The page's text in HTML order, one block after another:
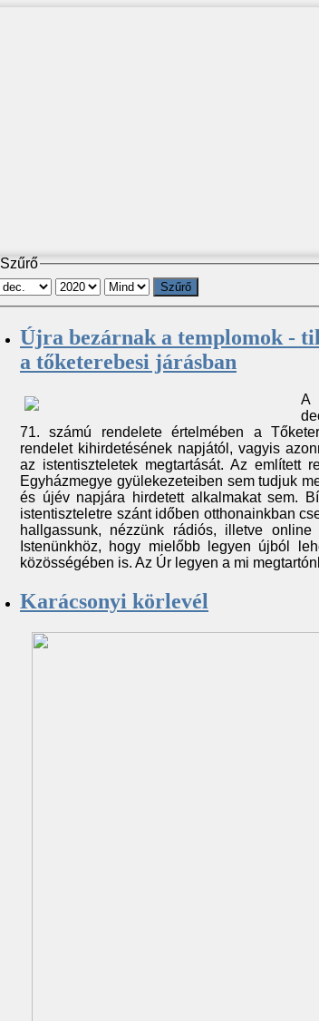
Szűrő
Szűrő
Újra bezárnak a templomok -
a tőketerebesi járásban
A
71. számú rendelete értelmében a
rendelet kihirdetésének napjától, vagyis
az istentiszteletek megtartását. Az említett
Egyházmegye gyülekezeteiben sem tudjuk
és újév napjára hirdetett alkalmakat sem.
istentiszteletre szánt időben otthonainkban
hallgassunk, nézzünk rádiós, illetve online
Istenünkhöz, hogy mielőbb legyen újból
közösségében is. Az Úr legyen a mi
Karácsonyi körlevél